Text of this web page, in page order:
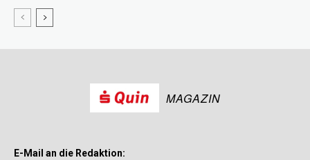
MAGAZIN
E-Mail an die Redaktion: